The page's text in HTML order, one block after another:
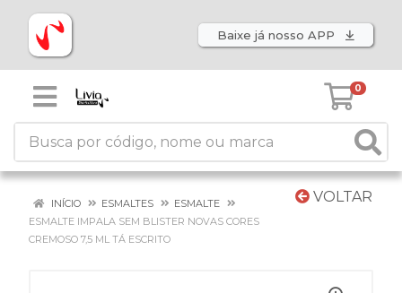
Baixe já nosso APP
0
VOLTAR
INÍCIO ESMALTES
ESMALTE
ESMALTE IMPALA SEM BLISTER NOVAS CORES
CREMOSO 7,5 ML TÁ ESCRITO